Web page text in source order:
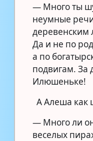
— Много ты
неумные
деревенским
Да и не по
а по
подвигам. За
Илюшеньке!
А Алеша как
— Много ли
веселых